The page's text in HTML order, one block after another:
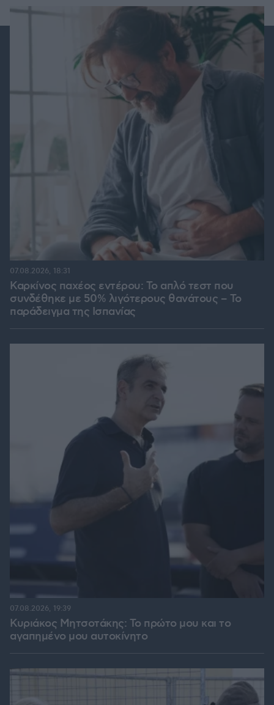
Καρκίνος παχέος εντέρου: Το απλό τεστ που
συνδέθηκε με 50% λιγότερους θανάτους – Το
παράδειγμα της Ισπανίας
07.08.2026, 18:31
Κυριάκος Μητσοτάκης: Το πρώτο μου και το
αγαπημένο μου αυτοκίνητο
07.08.2026, 19:39